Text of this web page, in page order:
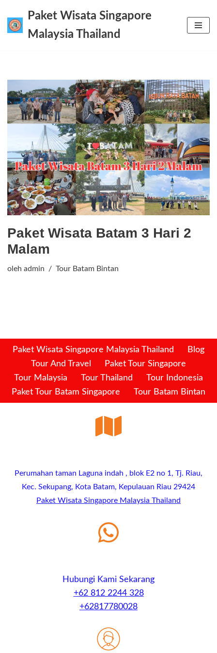
Lompat
Paket Wisata Singapore
Malaysia Thailand
Paket Wisata Batam 3 Hari 2
Malam
oleh admin Tour Batam Bintan
Paket Wisata Singapore Malaysia Thailand
Blog
Tour And Travel
Paket Tour Singapore
Tour Malaysia
Tour Thailand
Tour Indonesia
Paket Tour Batam Singapore
Tour Batam Bintan
Perumahan taman Laguna indah , blok E2 no 1, Tj. Riau,
Kec. Sekupang, Kota Batam, Kepulauan Riau 29424
Paket Wisata Singapore Malaysia Thailand
Hubungi Kami Sekarang
+62 812 2244 328
+62817780028